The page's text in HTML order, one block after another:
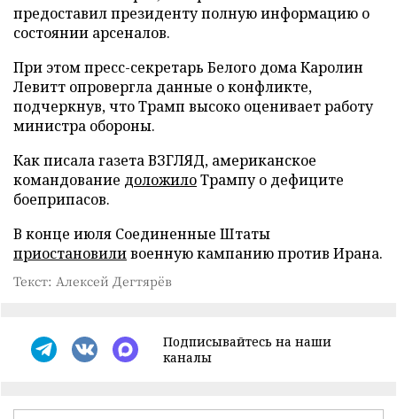
предоставил президенту полную информацию о
состоянии арсеналов.
При этом пресс-секретарь Белого дома Каролин
Левитт опровергла данные о конфликте,
подчеркнув, что Трамп высоко оценивает работу
министра обороны.
Как писала газета ВЗГЛЯД, американское
командование доложилоТрампу о дефиците
боеприпасов.
В конце июля Соединенные Штаты
приостановиливоенную кампанию против Ирана.
Текст: Алексей Дегтярёв
Подписывайтесь на наши
каналы